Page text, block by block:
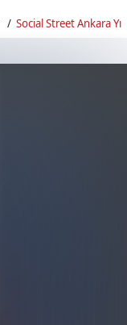
Social Street Ankara